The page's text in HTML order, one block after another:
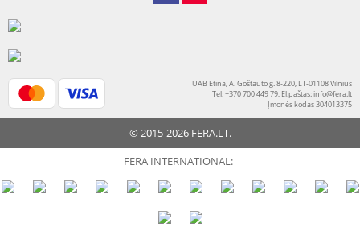
UAB Etina, A. Goštauto g. 8-220, LT-01108 Vilnius
Tel: +370 700 449 79, El.paštas:info@fera.lt
Įmonės kodas 304013375
© 2015-2026 FERA.LT.
FERA INTERNATIONAL: